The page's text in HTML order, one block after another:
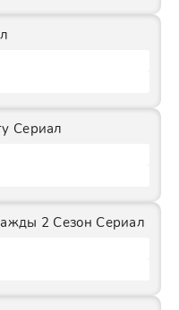
Сериал
2 Сезон Сериал